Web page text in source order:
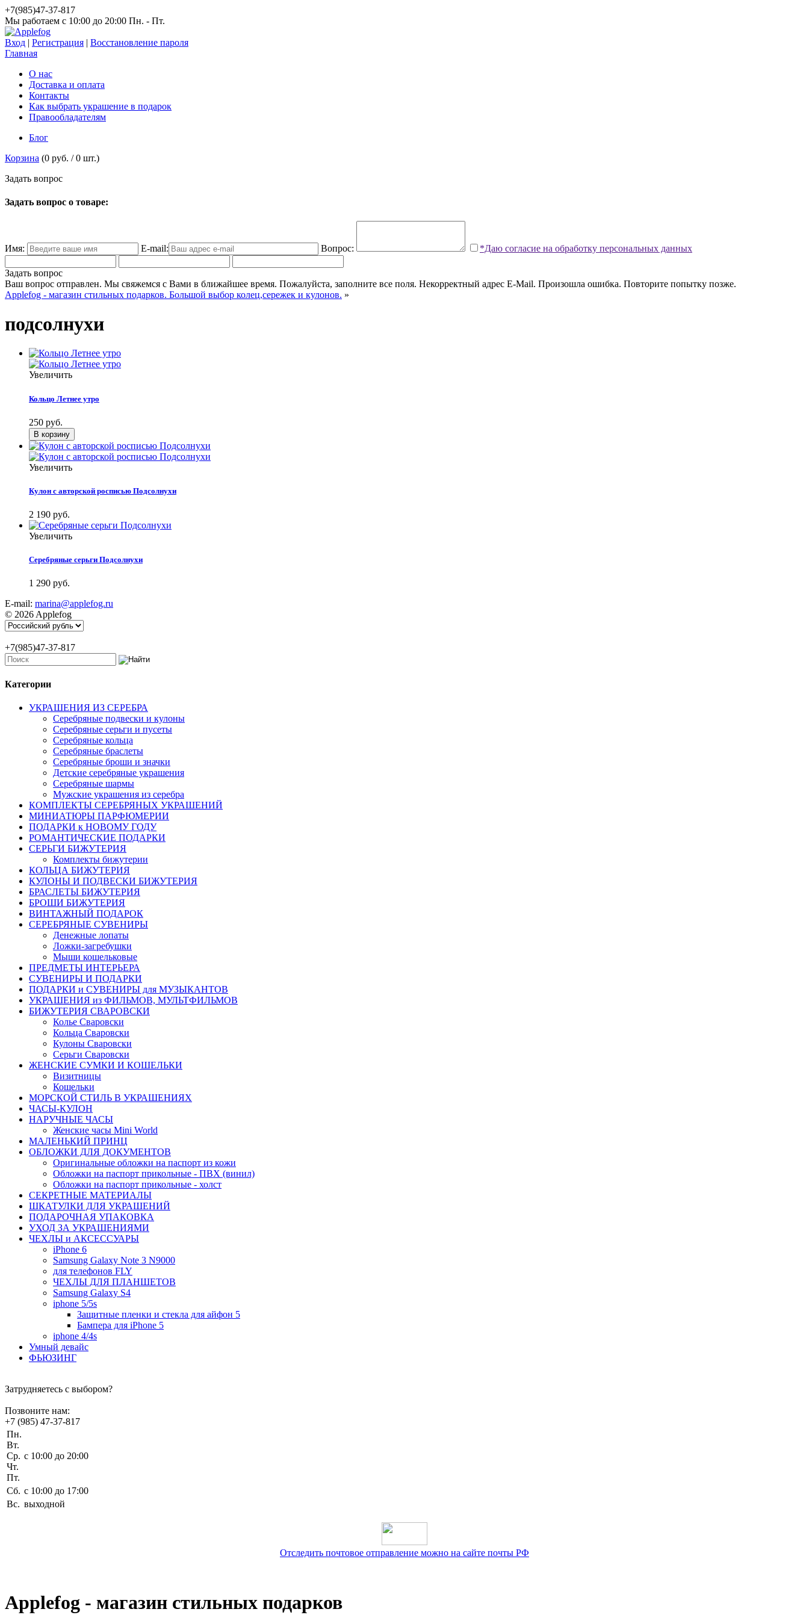
+7(985)47-37-817
Мы работаем c 10:00 до 20:00 Пн. - Пт.
Вход | Регистрация | Восстановление пароля
Главная
О нас
Доставка и оплата
Контакты
Как выбрать украшение в подарок
Правообладателям
Блог
Корзина (0 руб. /0 шт.)
Задать вопрос
Задать вопрос о товаре:
Имя: E-mail: Вопрос: *Даю согласие на обработку персональных данных
Задать вопрос
Ваш вопрос отправлен. Мы свяжемся с Вами в ближайшее время. Пожалуйста, заполните все поля. Некорректный адрес E-Mail. Произошла ошибка. Повторите попытку позже.
Applefog - магазин стильных подарков. Большой выбор колец,сережек и кулонов. »
подсолнухи
Увеличить
Кольцо Летнее утро
250 руб.
Увеличить
Кулон с авторской росписью Подсолнухи
2 190 руб.
Увеличить
Серебряные серьги Подсолнухи
1 290 руб.
E-mail: marina@applefog.ru
© 2026 Applefog
+7(985)47-37-817
Категории
УКРАШЕНИЯ ИЗ СЕРЕБРА
Серебряные подвески и кулоны
Серебряные серьги и пусеты
Серебряные кольца
Серебряные браслеты
Серебряные броши и значки
Детские серебряные украшения
Серебряные шармы
Мужские украшения из серебра
КОМПЛЕКТЫ СЕРЕБРЯНЫХ УКРАШЕНИЙ
МИНИАТЮРЫ ПАРФЮМЕРИИ
ПОДАРКИ к НОВОМУ ГОДУ
РОМАНТИЧЕСКИЕ ПОДАРКИ
СЕРЬГИ БИЖУТЕРИЯ
Комплекты бижутерии
КОЛЬЦА БИЖУТЕРИЯ
КУЛОНЫ И ПОДВЕСКИ БИЖУТЕРИЯ
БРАСЛЕТЫ БИЖУТЕРИЯ
БРОШИ БИЖУТЕРИЯ
ВИНТАЖНЫЙ ПОДАРОК
СЕРЕБРЯНЫЕ СУВЕНИРЫ
Денежные лопаты
Ложки-загребушки
Мыши кошельковые
ПРЕДМЕТЫ ИНТЕРЬЕРА
СУВЕНИРЫ И ПОДАРКИ
ПОДАРКИ и СУВЕНИРЫ для МУЗЫКАНТОВ
УКРАШЕНИЯ из ФИЛЬМОВ, МУЛЬТФИЛЬМОВ
БИЖУТЕРИЯ СВАРОВСКИ
Колье Сваровски
Кольца Сваровски
Кулоны Сваровски
Серьги Сваровски
ЖЕНСКИЕ СУМКИ И КОШЕЛЬКИ
Визитницы
Кошельки
МОРСКОЙ СТИЛЬ В УКРАШЕНИЯХ
ЧАСЫ-КУЛОН
НАРУЧНЫЕ ЧАСЫ
Женские часы Mini World
МАЛЕНЬКИЙ ПРИНЦ
ОБЛОЖКИ ДЛЯ ДОКУМЕНТОВ
Оригинальные обложки на паспорт из кожи
Обложки на паспорт прикольные - ПВХ (винил)
Обложки на паспорт прикольные - холст
СЕКРЕТНЫЕ МАТЕРИАЛЫ
ШКАТУЛКИ ДЛЯ УКРАШЕНИЙ
ПОДАРОЧНАЯ УПАКОВКА
УХОД ЗА УКРАШЕНИЯМИ
ЧEХЛЫ и АКСЕССУАРЫ
iPhone 6
Samsung Galaxy Note 3 N9000
для телефонов FLY
ЧЕХЛЫ ДЛЯ ПЛАНШЕТОВ
Samsung Galaxy S4
iphone 5/5s
Защитные пленки и стекла для айфон 5
Бампера для iPhone 5
iphone 4/4s
Умный девайс
ФЬЮЗИНГ
Затрудняетесь с выбором?
Позвоните нам:
+7 (985) 47-37-817
Пн.
Вт.
Ср.
Чт.
Пт.
c 10:00 до 20:00
Сб. c 10:00 до 17:00
Вс. выходной
Отследить почтовое отправление можно на сайте почты РФ
Applefog - магазин стильных подарков